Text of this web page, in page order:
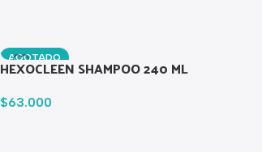
AGOTADO
HEXOCLEEN SHAMPOO 240 ML
$63.000